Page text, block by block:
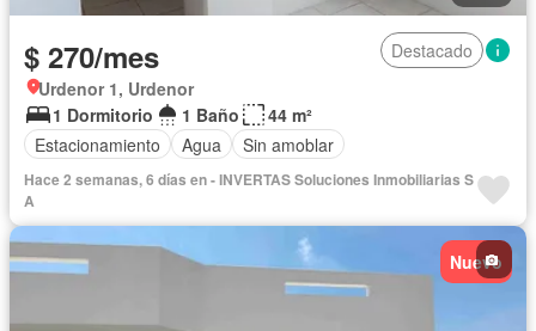
$ 270/mes
Destacado
Urdenor 1, Urdenor
1 Dormitorio
1 Baño
44 m²
Estacionamiento
Agua Sin amoblar
Hace 2 semanas, 6 días en - INVERTAS Soluciones Inmobiliarias S
A
Nuevo